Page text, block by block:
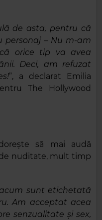
de asta, pentru că
personaj – Nu m-am
orice tip va avea
Deci, am refuzat
”, a declarat Emilia
The Hollywood
să mai audă
nuditate, mult timp
sunt etichetată
Am acceptat acea
senzualitate și sex,